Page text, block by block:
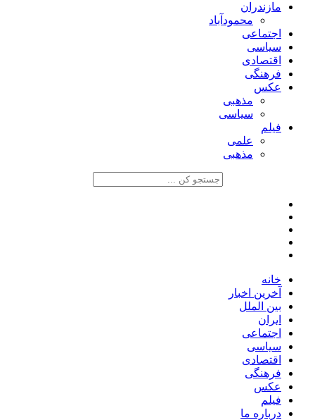
مازندران
محمودآباد
اجتماعی
سیاسی
اقتصادی
فرهنگی
عکس
مذهبی
سیاسی
فیلم
علمی
مذهبی
خانه
آخرین اخبار
بین الملل
ایران
اجتماعی
سیاسی
اقتصادی
فرهنگی
عکس
فیلم
درباره ما